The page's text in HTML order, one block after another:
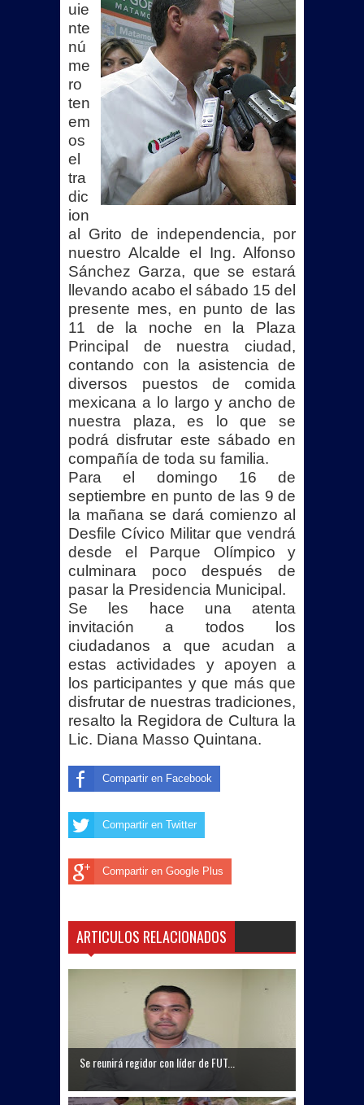
uie
nte
nú
me
ro
ten
em
os
el
tra
dic
ion
al Grito de independencia, por
nuestro Alcalde el Ing. Alfonso
Sánchez Garza, que se estará
llevando acabo el sábado 15 del
presente mes, en punto de las
11 de la noche en la Plaza
Principal de nuestra ciudad,
contando con la asistencia de
diversos puestos de comida
mexicana a lo largo y ancho de
nuestra plaza, es lo que se
podrá disfrutar este sábado en
compañía de toda su familia.
Para el domingo 16 de
septiembre en punto de las 9 de
la mañana se dará comienzo al
Desfile Cívico Militar que vendrá
desde el Parque Olímpico y
culminara poco después de
pasar la Presidencia Municipal.
Se les hace una atenta
invitación a todos los
ciudadanos a que acudan a
estas actividades y apoyen a
los participantes y que más que
disfrutar de nuestras tradiciones,
resalto la Regidora de Cultura la
Lic. Diana Masso Quintana.
Compartir en Facebook
Compartir en Twitter
Compartir en Google Plus
ARTICULOS RELACIONADOS
Se reunirá regidor con líder de FUT...